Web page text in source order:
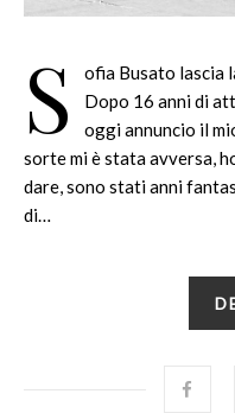
S
ofia Busato lascia
Dopo 16 anni di
oggi annuncio il
sorte mi è stata avversa,
dare, sono stati anni
di…